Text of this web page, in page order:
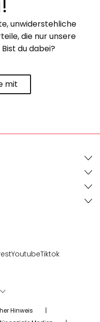
unwiderstehliche
die nur unsere
du dabei?
mit
YoutubeTiktok
Hinweis